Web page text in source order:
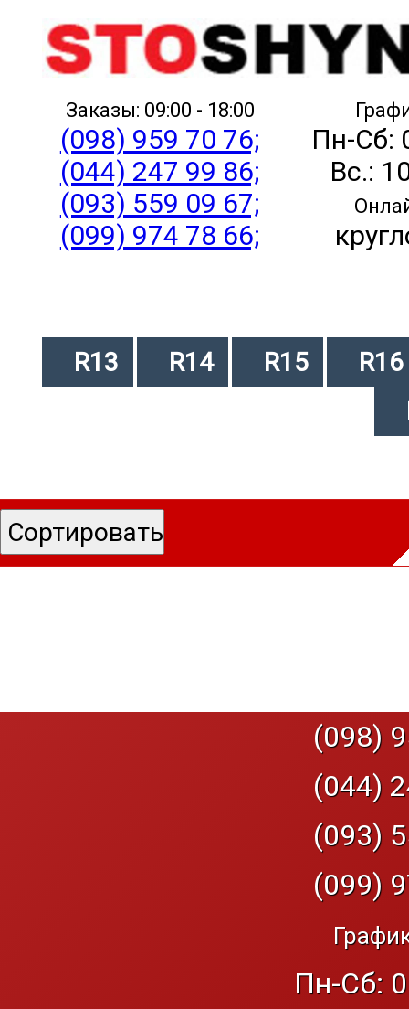
Заказы: 09:00 - 18:00
(098) 959 70 76;
(044) 247 99 86;
(093) 559 09 67;
(099) 974 78 66;
Пн-Сб:
Вс.:
R13 R14 R15
R16
(098)
(044)
(093)
(099)
Пн-Сб: